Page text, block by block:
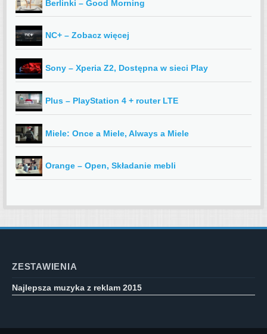
Berlinki – Good Morning
NC+ – Zobacz więcej
Sony – Xperia Z2, Dostępna w sieci Play
Plus – PlayStation 4 + router LTE
Miele: Once a Miele, Always a Miele
Orange – Open, Składanie mebli
ZESTAWIENIA
Najlepsza muzyka z reklam 2015